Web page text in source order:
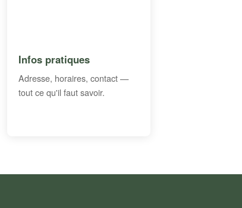
Infos pratiques
Adresse, horaires, contact —
tout ce qu'il faut savoir.